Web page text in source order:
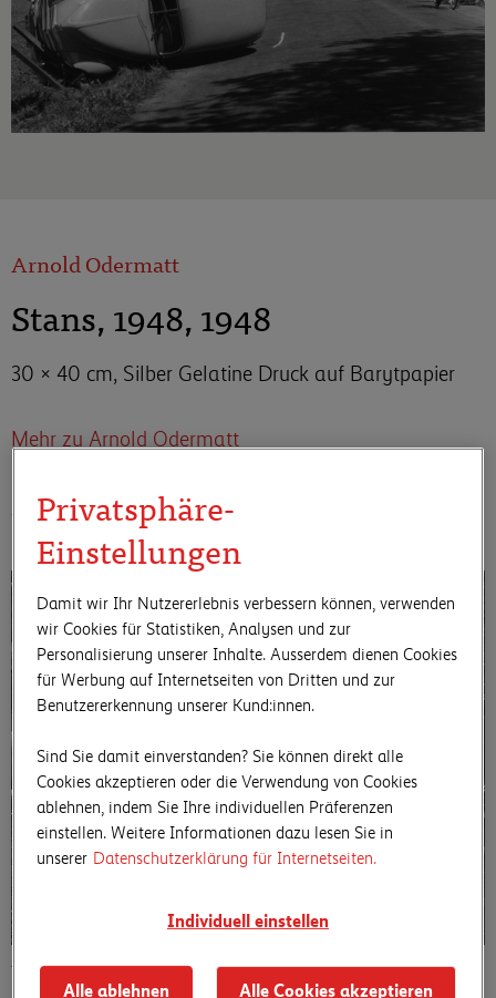
Arnold Odermatt
Stans, 1948, 1948
30 × 40 cm, Silber Gelatine Druck auf Barytpapier
Mehr zu Arnold Odermatt
Weitere Werke von Arnold Odermatt
Arnold Odermatt
Privatsphäre-
Einstellungen
Damit wir Ihr Nutzererlebnis verbessern können, verwenden
wir Cookies für Statistiken, Analysen und zur
Personalisierung unserer Inhalte. Ausserdem dienen Cookies
für Werbung auf Internetseiten von Dritten und zur
Benutzererkennung unserer Kund:innen.
Sind Sie damit einverstanden? Sie können direkt alle
Cookies akzeptieren oder die Verwendung von Cookies
ablehnen, indem Sie Ihre individuellen Präferenzen
einstellen. Weitere Informationen dazu lesen Sie in
unserer Datenschutzerklärung für Internetseiten.
Individuell einstellen
Alle ablehnen Alle Cookies akzeptieren